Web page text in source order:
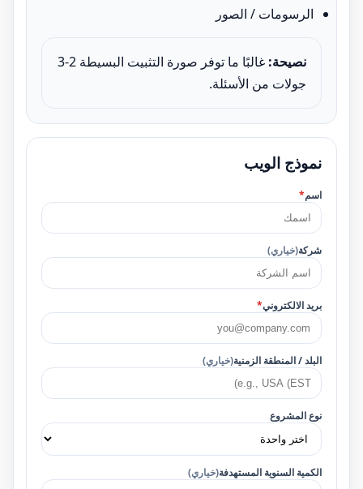
الرسومات / الصور
نصيحة:
غالبًا ما توفر صورة التثبيت البسيطة 2-3
جولات من الأسئلة.
نموذج الويب
اسم*
شركة(خياري)
بريد الالكتروني*
البلد / المنطقة الزمنية(خياري)
نوع المشروع
الكمية السنوية المستهدفة(خياري)